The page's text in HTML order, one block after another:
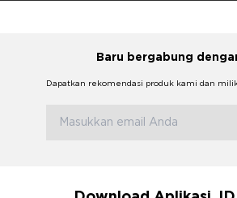
Baru bergabung
Dapatkan rekomendasi produk kami dan